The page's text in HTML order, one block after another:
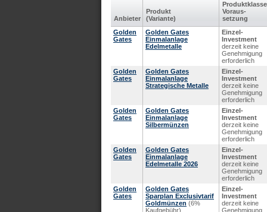
Anbieter
Produkt
(Variante)
Produkt­klasse
Voraus­
setzung
Golden
Gates
Golden Gates
Einmalanlage
Edelmetalle
Einzel-
Investment
derzeit keine
Genehmigung
erforderlich
Golden
Gates
Golden Gates
Einmalanlage
Strategische Metalle
Einzel-
Investment
derzeit keine
Genehmigung
erforderlich
Golden
Gates
Golden Gates
Einmalanlage
Silbermünzen
Einzel-
Investment
derzeit keine
Genehmigung
erforderlich
Golden
Gates
Golden Gates
Einmalanlage
Edelmetalle 2026
Einzel-
Investment
derzeit keine
Genehmigung
erforderlich
Golden
Gates
Golden Gates
Sparplan Exclusivtarif
Goldmünzen (6%
Kaufgebühr)
Einzel-
Investment
derzeit keine
Genehmigung